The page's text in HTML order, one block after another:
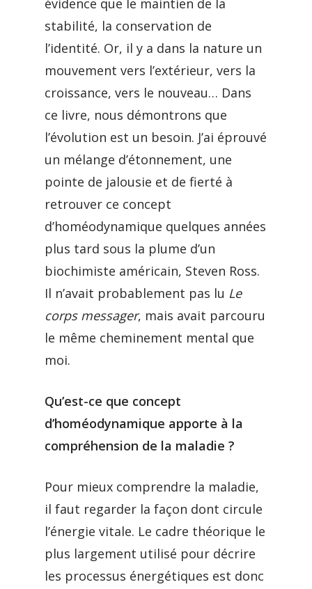
évidence que le maintien de la
stabilité, la conservation de
l’identité. Or, il y a dans la nature un
mouvement vers l’extérieur, vers la
croissance, vers le nouveau… Dans
ce livre, nous démontrons que
l’évolution est un besoin. J’ai éprouvé
un mélange d’étonnement, une
pointe de jalousie et de fierté à
retrouver ce concept
d’homéodynamique quelques années
plus tard sous la plume d’un
biochimiste américain, Steven Ross.
Il n’avait probablement pas lu Le
corps messager, mais avait parcouru
le même cheminement mental que
moi.
Qu’est-ce que concept
d’homéodynamique apporte à la
compréhension de la maladie ?
Pour mieux comprendre la maladie,
il faut regarder la façon dont circule
l’énergie vitale. Le cadre théorique le
plus largement utilisé pour décrire
les processus énergétiques est donc